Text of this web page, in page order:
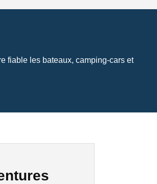
fiable les bateaux, camping-cars et